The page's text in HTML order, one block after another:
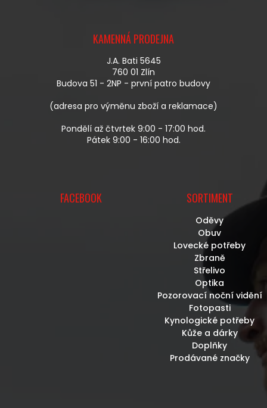
Í
P
R
V
K
V
P
I
KAMENNÁ PRODEJNA
J.A. Bati 5645
760 01 Zlín
Budova 51 - 2NP - první patro budovy
(adresa pro výměnu zboží a reklamace)
Pondělí až čtvrtek 9:00 - 17:00 hod.
Pátek 9:00 - 16:00 hod.
FACEBOOK SORTIMENT
Oděvy
Obuv
Lovecké potřeby
Zbraně
Střelivo
Optika
Pozorovací noční vidění
Fotopasti
Kynologické potřeby
Kůže a dárky
Doplňky
Prodávané značky